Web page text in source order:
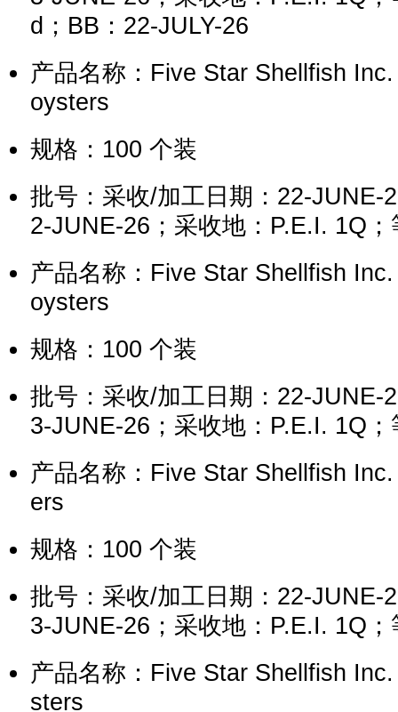
d；BB：22-JULY-26
产品名称：Five Star Shellfish
oysters
规格：100 个装
批号：采收/加工日期：22-JUNE-
2-JUNE-26；采收地：P.E.I. 1Q
产品名称：Five Star Shellfish
oysters
规格：100 个装
批号：采收/加工日期：22-JUNE-
3-JUNE-26；采收地：P.E.I. 1Q
产品名称：Five Star Shellfish
ers
规格：100 个装
批号：采收/加工日期：22-JUNE-
3-JUNE-26；采收地：P.E.I. 1Q
产品名称：Five Star Shellfish
sters